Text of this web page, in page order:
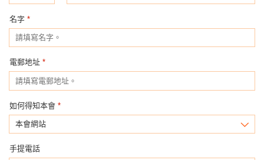
名字 *
電郵地址 *
如何得知本會 *
本會網站
手提電話